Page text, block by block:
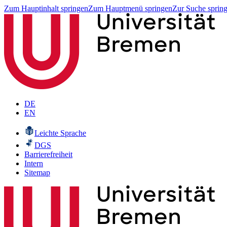
Zum Hauptinhalt springenZum Hauptmenü springenZur Suche
DE
EN
Leichte Sprache
DGS
Barrierefreiheit
Intern
Sitemap